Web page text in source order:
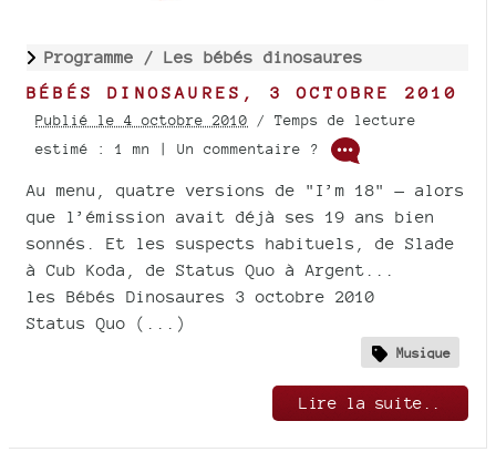
Programme / Les bébés dinosaures
BÉBÉS DINOSAURES, 3 OCTOBRE 2010
Publié le 4 octobre 2010 / Temps de lecture
estimé : 1 mn | Un commentaire ?
Au menu, quatre versions de "I’m 18" — alors
que l’émission avait déjà ses 19 ans bien
sonnés. Et les suspects habituels, de Slade
à Cub Koda, de Status Quo à Argent...
les Bébés Dinosaures 3 octobre 2010
Status Quo (...)
Musique
Lire la suite..